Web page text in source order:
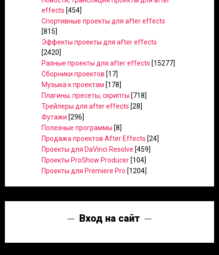
effects [454]
Спортивные проекты для after effects
[815]
Эффекты проекты для after effects
[2420]
Разные проекты для after effects [15277]
Сборники проектов [17]
Музыка к проектам [178]
Плагины, пресеты, скрипты [718]
Трейлеры для after effects [28]
Футажи [296]
Полезные программы [8]
Продажа проектов After Effects [24]
Проекты для DaVinci Resolve [459]
Проекты ProShow Producer [104]
Проекты для Premiere Pro [1204]
Вход на сайт